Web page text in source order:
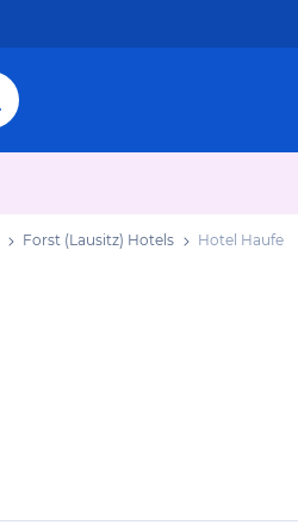
Forst (Lausitz) Hotels Hotel Haufe